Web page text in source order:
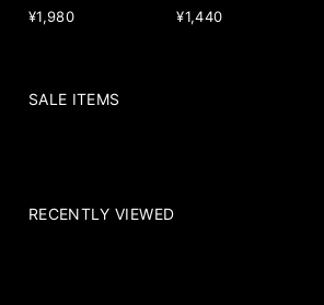
¥1,980
¥1,440
SALE ITEMS
RECENTLY VIEWED